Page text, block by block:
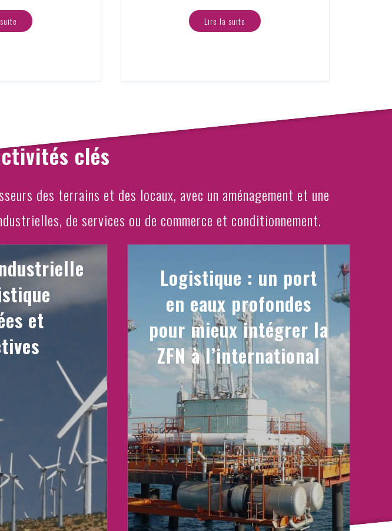
Lire la suite
clés
des terrains et des locaux, avec un aménagement et une
de services ou de commerce et conditionnement.
et
Logistique : un port
en eaux profondes
pour mieux intégrer la
ZFN à l’international